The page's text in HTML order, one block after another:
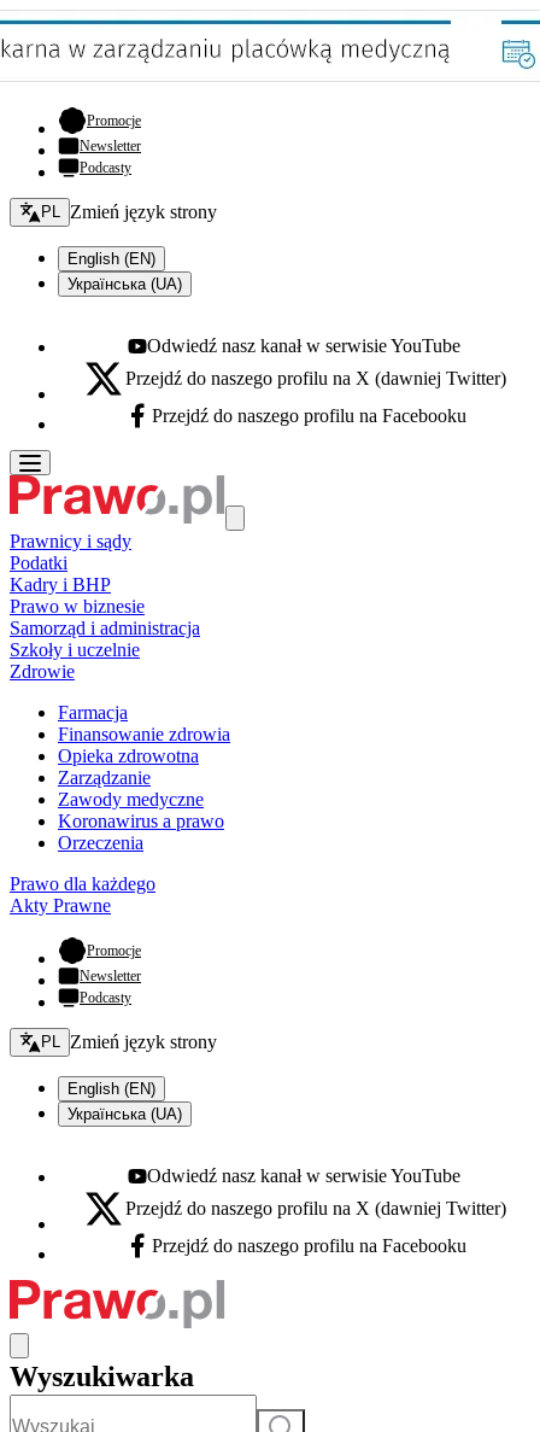
Promocje- otwiera się w nowej karcie
Newsletter
Podcasty
Zmień język - bieżący:
PL Zmień język strony
English (EN)
Українська (UA)
Youtube - otwiera się w nowej karcie
Odwiedź nasz kanał w serwisie YouTube
X - otwiera się w nowej karcie
Przejdź do naszego profilu na X (dawniej Twitter)
Facebook - otwiera się w nowej karcie
Przejdź do naszego profilu na Facebooku
Prawnicy i sądy
Podatki
Kadry i BHP
Prawo w biznesie
Samorząd i administracja
Szkoły i uczelnie
Zdrowie
Farmacja
Finansowanie zdrowia
Opieka zdrowotna
Zarządzanie
Zawody medyczne
Koronawirus a prawo
Orzeczenia
Prawo dla każdego
Akty Prawne
Promocje- otwiera się w nowej karcie
Newsletter
Podcasty
Zmień język - bieżący:
PL Zmień język strony
English (EN)
Українська (UA)
Youtube - otwiera się w nowej karcie
Odwiedź nasz kanał w serwisie YouTube
X - otwiera się w nowej karcie
Przejdź do naszego profilu na X (dawniej Twitter)
Facebook - otwiera się w nowej karcie
Przejdź do naszego profilu na Facebooku
Wyszukiwarka
Szukaj